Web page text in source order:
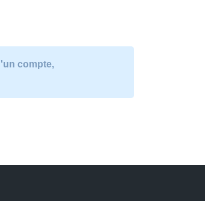
compte,